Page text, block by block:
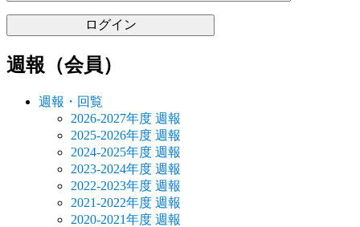
週報（会員）
週報・回覧
2026-2027年度 週報
2025-2026年度 週報
2024-2025年度 週報
2023-2024年度 週報
2022-2023年度 週報
2021-2022年度 週報
2020-2021年度 週報